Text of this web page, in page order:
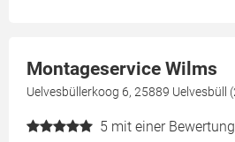
Montageservice Wilms
Uelvesbüllerkoog 6, 25889 Uelvesbüll
5 mit einer Bewertung